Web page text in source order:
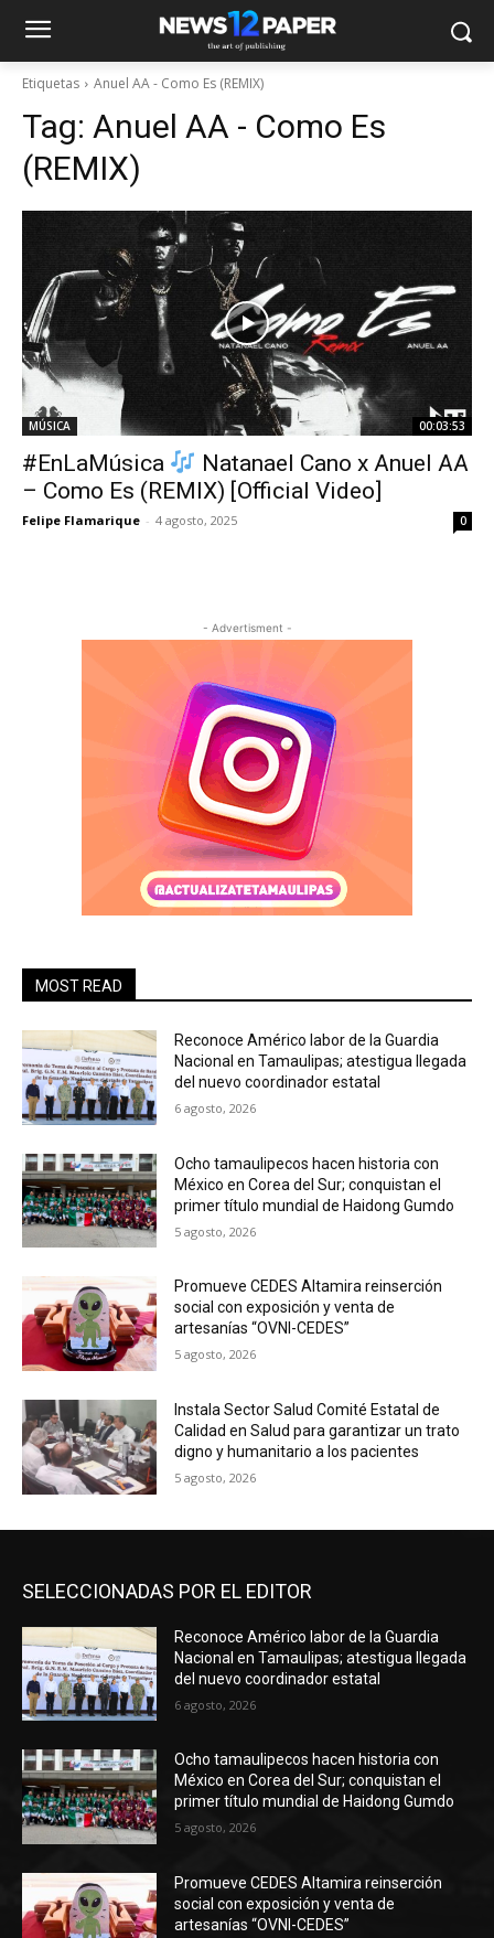
Etiquetas Anuel AA - Como Es (REMIX)
Tag: Anuel AA - Como Es
(REMIX)
MÚSICA 00:03:53
#EnLaMúsica
Natanael Cano x Anuel AA
– Como Es (REMIX) [Official Video]
Felipe Flamarique - 4 agosto, 2025 0
- Advertisment -
MOST READ
Reconoce Américo labor de la Guardia
Nacional en Tamaulipas; atestigua llegada
del nuevo coordinador estatal
6 agosto, 2026
Ocho tamaulipecos hacen historia con
México en Corea del Sur; conquistan el
primer título mundial de Haidong Gumdo
5 agosto, 2026
Promueve CEDES Altamira reinserción
social con exposición y venta de
artesanías “OVNI-CEDES”
5 agosto, 2026
Instala Sector Salud Comité Estatal de
Calidad en Salud para garantizar un trato
digno y humanitario a los pacientes
5 agosto, 2026
SELECCIONADAS POR EL EDITOR
Reconoce Américo labor de la Guardia
Nacional en Tamaulipas; atestigua llegada
del nuevo coordinador estatal
6 agosto, 2026
Ocho tamaulipecos hacen historia con
México en Corea del Sur; conquistan el
primer título mundial de Haidong Gumdo
5 agosto, 2026
Promueve CEDES Altamira reinserción
social con exposición y venta de
artesanías “OVNI-CEDES”